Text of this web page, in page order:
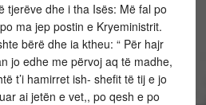
tjerëve dhe i tha Isës: Më fal po
ma jep postin e Kryeministrit.
bërë dhe ia ktheu: “ Për hajr
jo edhe me përvoj aq të madhe,
t’i hamirret ish- shefit të tij e jo
ai jetën e vet,, po qesh e po